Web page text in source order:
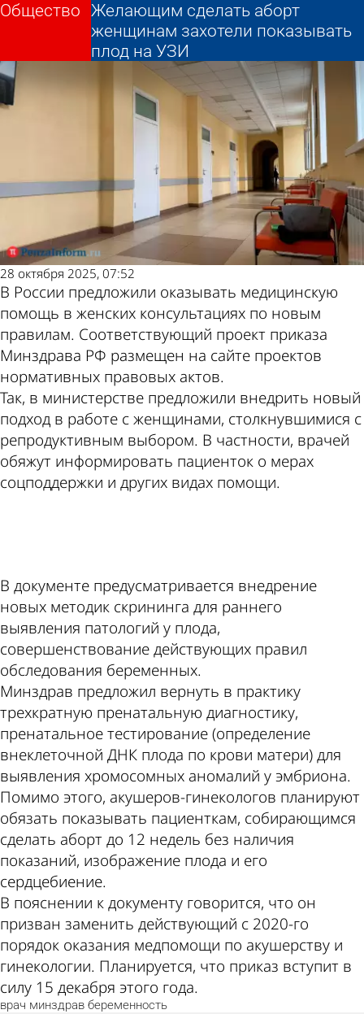
Желающим сделать аборт
женщинам захотели показывать
плод на УЗИ
Общество
28 октября 2025, 07:52
В России предложили оказывать медицинскую
помощь в женских консультациях по новым
правилам. Соответствующий проект приказа
Минздрава РФ размещен на сайте проектов
нормативных правовых актов.
Так, в министерстве предложили внедрить новый
подход в работе с женщинами, столкнувшимися с
репродуктивным выбором. В частности, врачей
обяжут информировать пациенток о мерах
соцподдержки и других видах помощи.
В документе предусматривается внедрение
новых методик скрининга для раннего
выявления патологий у плода,
совершенствование действующих правил
обследования беременных.
Минздрав предложил вернуть в практику
трехкратную пренатальную диагностику,
пренатальное тестирование (определение
внеклеточной ДНК плода по крови матери) для
выявления хромосомных аномалий у эмбриона.
Помимо этого, акушеров-гинекологов планируют
обязать показывать пациенткам, собирающимся
сделать аборт до 12 недель без наличия
показаний, изображение плода и его
сердцебиение.
В пояснении к документу говорится, что он
призван заменить действующий с 2020-го
порядок оказания медпомощи по акушерству и
гинекологии. Планируется, что приказ вступит в
силу 15 декабря этого года.
врач минздрав беременность
Желающим сделать аборт
женщинам захотели показывать
плод на УЗИ
Общество
Другие новости по
теме
Погода и курсы
валют в Пензе